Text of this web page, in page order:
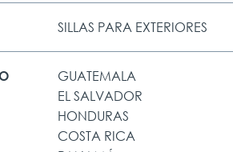
SILLAS PARA EXTERIORES
GUATEMALA
EL SALVADOR
HONDURAS
COSTA RICA